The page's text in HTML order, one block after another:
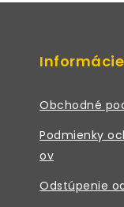
Obchodné
Podmienky
ov
Odstúpenie